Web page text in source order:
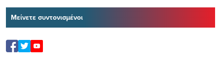
Μείνετε συντονισμένοι